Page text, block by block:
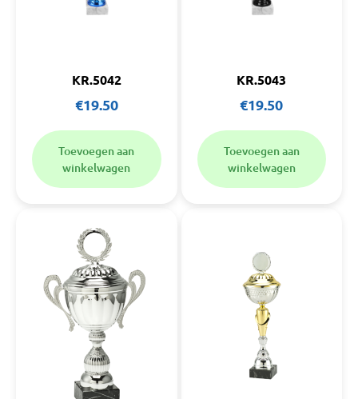
KR.5042
€19.50
Toevoegen aan
winkelwagen
KR.5043
€19.50
Toevoegen aan
winkelwagen